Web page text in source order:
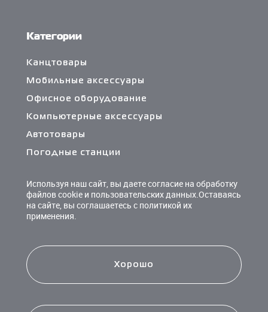
Категории
Канцтовары
Мобильные аксессуары
Офисное оборудование
Компьютерные аксессуары
Автотовары
Погодные станции
Кабели и переходники
Чистящие средства
Используя наш сайт, вы даете согласие на обработку
файлов cookie и пользовательских данных.Оставаясь
на сайте, вы соглашаетесь с политикой их
применения.
Хорошо